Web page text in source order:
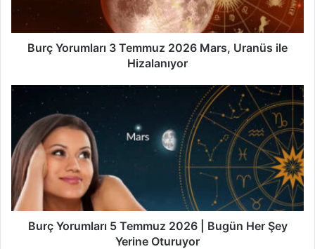
Hizalanıyor
Burç Yorumları 3 Temmuz 2026 Mars, Uranüs ile
Hizalanıyor
Burç
Yorumları
Temmuz
2026
|
Bugün
Her
Şey
YerineBurç Yorumları 5 Temmuz 2026 | Bugün Her Şey
Yerine Oturuyor